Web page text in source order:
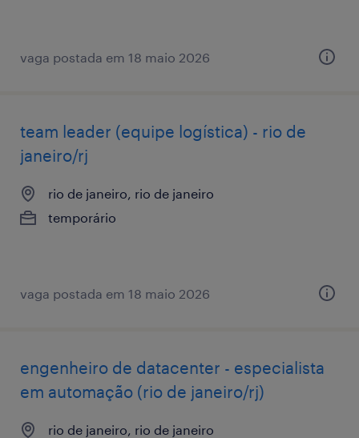
vaga postada em 18 maio 2026
team leader (equipe logística) - rio de
janeiro/rj
rio de janeiro, rio de janeiro
temporário
vaga postada em 18 maio 2026
engenheiro de datacenter - especialista
em automação (rio de janeiro/rj)
rio de janeiro, rio de janeiro